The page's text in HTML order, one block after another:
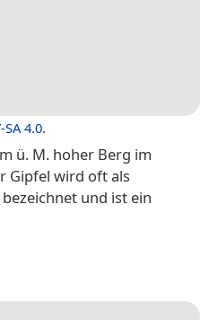
SA 4.0.
ü. M. hoher Berg im
Gipfel wird oft als
bezeichnet und ist ein